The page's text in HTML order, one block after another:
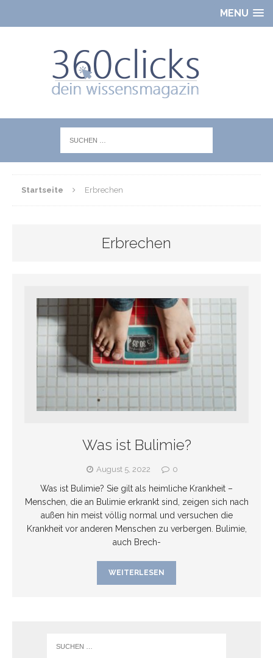
MENU
Startseite Erbrechen
Erbrechen
Was ist Bulimie?
August 5, 2022 0
Was ist Bulimie? Sie gilt als heimliche Krankheit –
Menschen, die an Bulimie erkrankt sind, zeigen sich nach
außen hin meist völlig normal und versuchen die
Krankheit vor anderen Menschen zu verbergen. Bulimie,
auch Brech-
WEITERLESEN